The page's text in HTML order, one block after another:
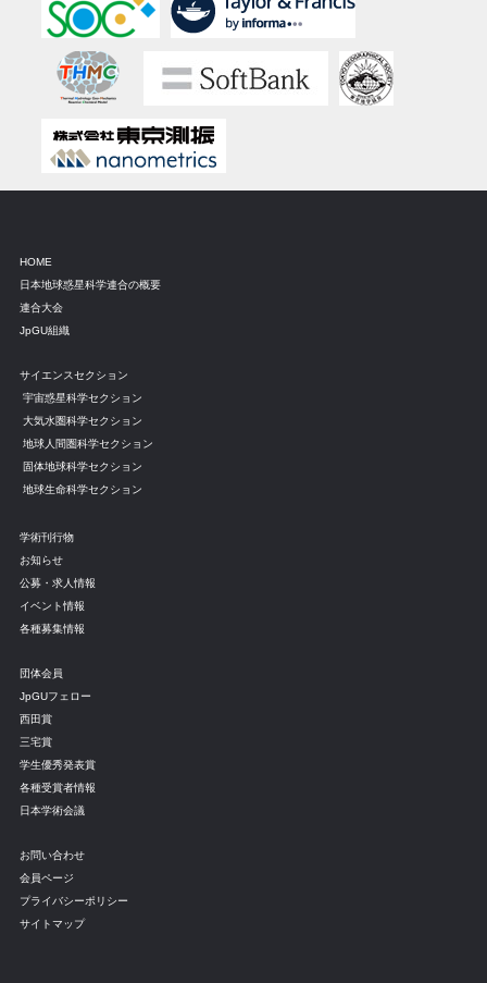
HOME
日本地球惑星科学連合の概要
連合大会
JpGU組織
サイエンスセクション
宇宙惑星科学セクション
大気水圏科学セクション
地球人間圏科学セクション
固体地球科学セクション
地球生命科学セクション
学術刊行物
お知らせ
公募・求人情報
イベント情報
各種募集情報
団体会員
JpGUフェロー
西田賞
三宅賞
学生優秀発表賞
各種受賞者情報
日本学術会議
お問い合わせ
会員ページ
プライバシーポリシー
サイトマップ